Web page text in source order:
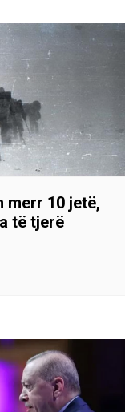
merr 10 jetë,
të tjerë